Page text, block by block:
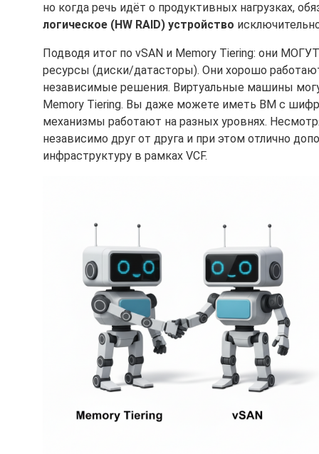
но когда речь идёт о продуктивных нагрузках,
логическое (HW RAID) устройство
Подводя итог по vSAN и Memory Tiering: они
ресурсы (диски/датасторы). Они хорошо
независимые решения. Виртуальные машины
Memory Tiering. Вы даже можете иметь ВМ с
механизмы работают на разных уровнях.
независимо друг от друга и при этом отлично
инфраструктуру в рамках VCF.